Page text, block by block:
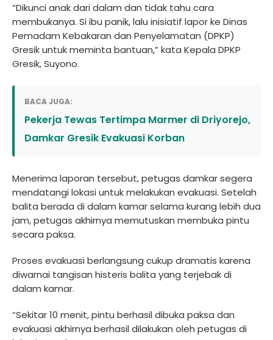
“Dikunci anak dari dalam dan tidak tahu cara
membukanya. Si ibu panik, lalu inisiatif lapor ke Dinas
Pemadam Kebakaran dan Penyelamatan (DPKP)
Gresik untuk meminta bantuan,” kata Kepala DPKP
Gresik, Suyono.
BACA JUGA:
Pekerja Tewas Tertimpa Marmer di Driyorejo,
Damkar Gresik Evakuasi Korban
Menerima laporan tersebut, petugas damkar segera
mendatangi lokasi untuk melakukan evakuasi. Setelah
balita berada di dalam kamar selama kurang lebih dua
jam, petugas akhirnya memutuskan membuka pintu
secara paksa.
Proses evakuasi berlangsung cukup dramatis karena
diwarnai tangisan histeris balita yang terjebak di
dalam kamar.
“Sekitar 10 menit, pintu berhasil dibuka paksa dan
evakuasi akhirnya berhasil dilakukan oleh petugas di